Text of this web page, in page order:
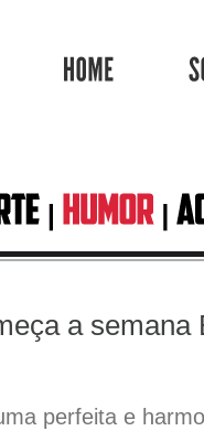
a semana
perfeita e